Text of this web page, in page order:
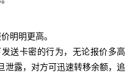
明明更高。
送卡密的行为，无论报价多高
泄露，对方可迅速转移余额，追